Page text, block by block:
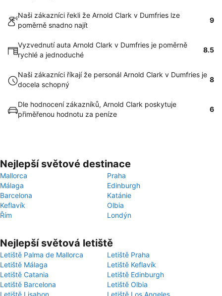
Naši zákazníci řekli že Arnold Clark v Dumfries lze
poměrně snadno najít
9
Vyzvednutí auta Arnold Clark v Dumfries je poměrně
rychlé a jednoduché
8.5
Naši zákazníci říkají že personál Arnold Clark v Dumfries je
docela schopný
8
Dle hodnocení zákazníků, Arnold Clark poskytuje
přiměřenou hodnotu za peníze
6
Nejlepší světové destinace
Mallorca
Praha
Málaga
Edinburgh
Barcelona
Katánie
Keflavík
Olbia
Řím
Londýn
Nejlepší světová letiště
Letiště Palma de Mallorca
Letiště Praha
Letiště Málaga
Letiště Keflavík
Letiště Catania
Letiště Edinburgh
Letiště Barcelona
Letiště Olbia
Letiště Lisabon
Letiště Los Angeles